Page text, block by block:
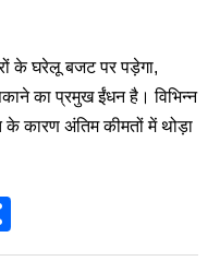
के घरेलू बजट पर पड़ेगा,
का प्रमुख ईंधन है। विभिन्न
के कारण अंतिम कीमतों में थोड़ा
h